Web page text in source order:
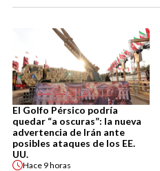
El Golfo Pérsico podría
quedar “a oscuras”: la nueva
advertencia de Irán ante
posibles ataques de los EE.
UU.
Hace 9 horas